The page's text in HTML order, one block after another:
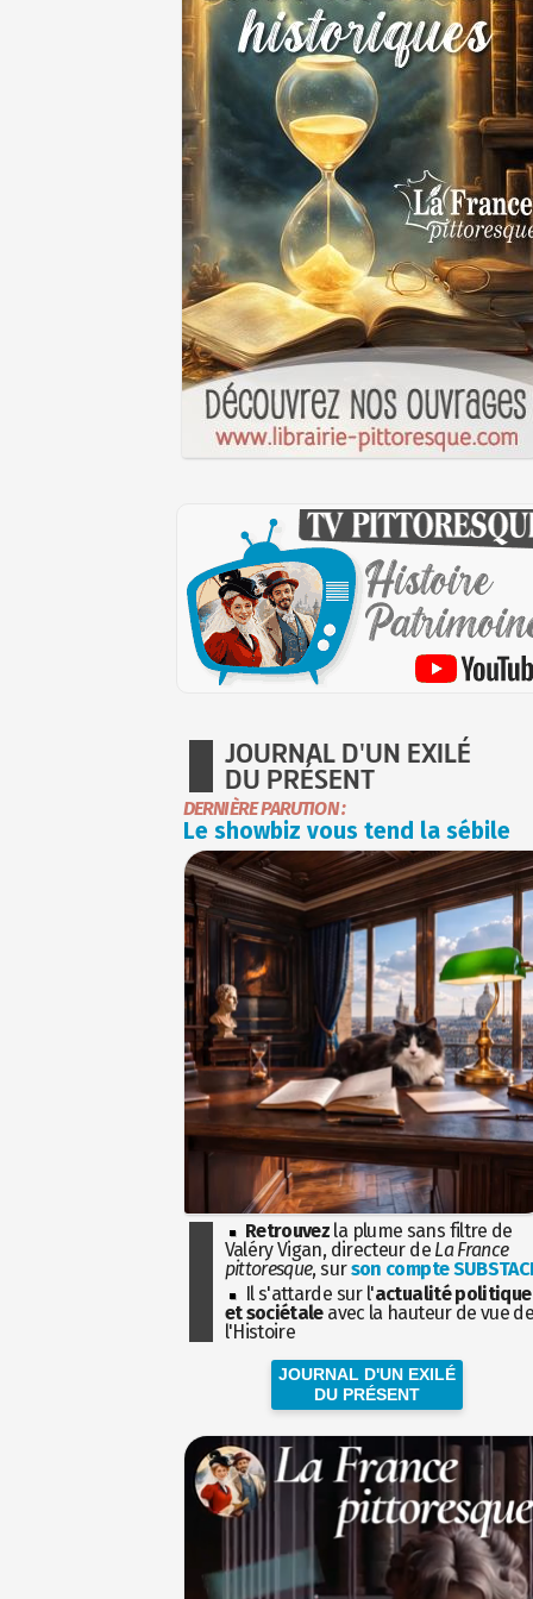
JOURNAL D'UN EXILÉ
DU PRÉSENT
DERNIÈRE PARUTION :
Le showbiz vous tend la sébile
Retrouvez la plume sans filtre de
Valéry Vigan, directeur de La France
pittoresque, surson compte
Il s'attarde sur l'actualité politique
et sociétaleavec la hauteur de vue
l'Histoire
JOURNAL D'UN EXILÉ
DU PRÉSENT